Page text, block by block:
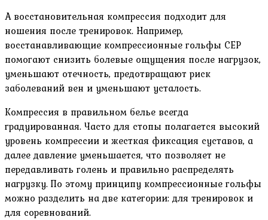
А восстановительная компрессия подходит для
ношения после тренировок. Например,
восстанавливающие компрессионные гольфы CEP
помогают снизить болевые ощущения после нагрузок,
уменьшают отечность, предотвращают риск
заболеваний вен и уменьшают усталость.
Компрессия в правильном белье всегда
градуированная. Часто для стопы полагается высокий
уровень компрессии и жесткая фиксация суставов, а
далее давление уменьшается, что позволяет не
передавливать голень и правильно распределять
нагрузку. По этому принципу компрессионные гольфы
можно разделить на две категории: для тренировок и
для соревнований.